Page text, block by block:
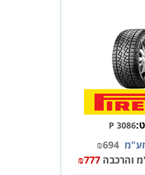
P 3086
₪694
והרכבה
₪777